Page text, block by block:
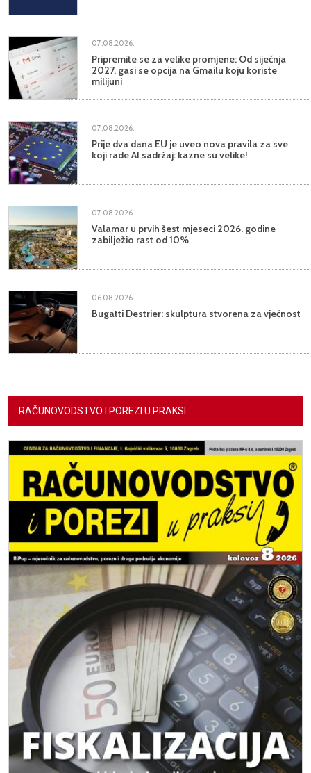
07.08.2026.
Pripremite se za velike promjene: Od siječnja
2027. gasi se opcija na Gmailu koju koriste
milijuni
07.08.2026.
Prije dva dana EU je uveo nova pravila za sve
koji rade AI sadržaj: kazne su velike!
07.08.2026.
Valamar u prvih šest mjeseci 2026. godine
zabilježio rast od 10%
06.08.2026.
Bugatti Destrier: skulptura stvorena za vječnost
RAČUNOVODSTVO I POREZI U PRAKSI